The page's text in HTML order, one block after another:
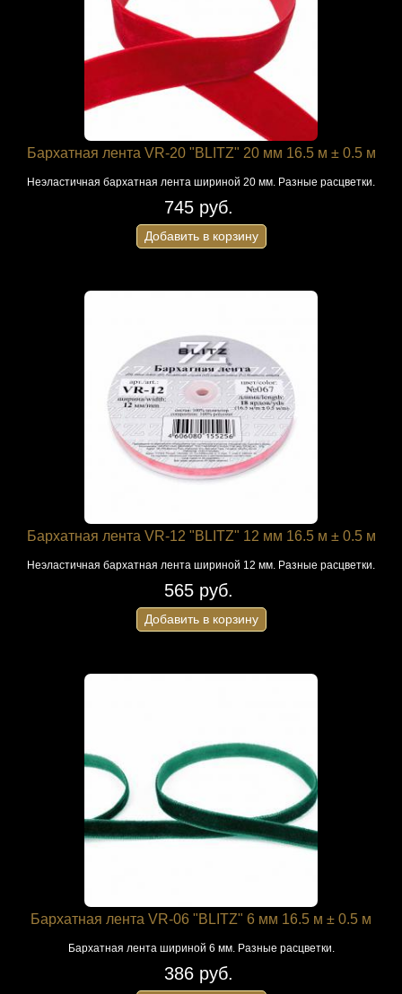
Бархатная лента VR-20 "BLITZ" 20 мм 16.5 м ± 0.5 м
Неэластичная бархатная лента шириной 20 мм. Разные расцветки.
745 руб.
Добавить в корзину
Бархатная лента VR-12 "BLITZ" 12 мм 16.5 м ± 0.5 м
Неэластичная бархатная лента шириной 12 мм. Разные расцветки.
565 руб.
Добавить в корзину
Бархатная лента VR-06 "BLITZ" 6 мм 16.5 м ± 0.5 м
Бархатная лента шириной 6 мм. Разные расцветки.
386 руб.